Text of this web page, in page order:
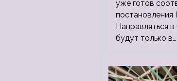
уже готов
постановления
Направляться
будут только в…